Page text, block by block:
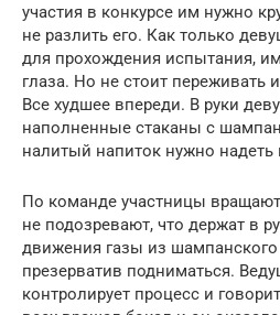
участия в конкурсе им нужно
не разлить его. Как только
для прохождения испытания,
глаза. Но не стоит переживать
Все худшее впереди. В руки
наполненные стаканы с
налитый напиток нужно надеть
По команде участницы
не подозревают, что держат в
движения газы из шампанского
презерватив подниматься.
контролирует процесс и